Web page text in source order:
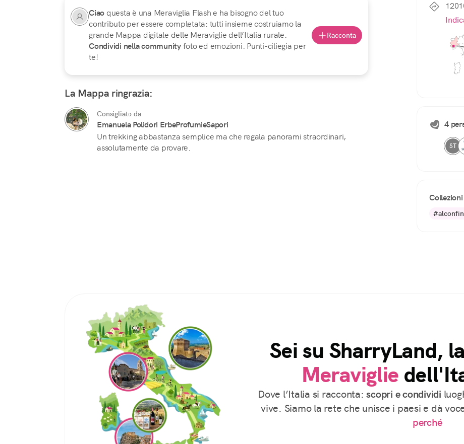
Ciao questa è una Meraviglia Flash e ha bisogno del tuo
contributo per essere completata: tutti insieme costruiamo la
grande Mappa digitale delle Meraviglie dell’Italia rurale.
Condividi nella communityfoto ed emozioni. Punti-ciliegia per
te!
Racconta
La Mappa ringrazia:
Consigliato da
Emanuela Polidori ErbeProfumieSapori
Un trekking abbastanza semplice ma che regala panorami straordinari,
assolutamente da provare.
4
ST
Collezioni
Sei su SharryLand, la
Meraviglie
Dove l’Italia si racconta:scopri e condividi
vive. Siamo la rete che unisce i paesi e dà
perché